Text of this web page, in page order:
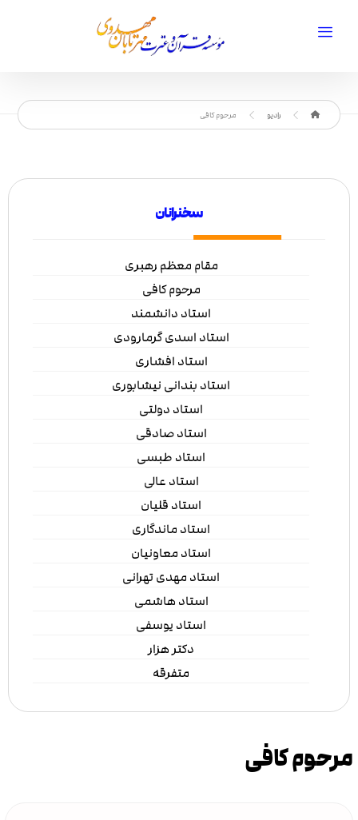
رادیو مرحوم کافی
سخنرانان
مقام معظم رهبری
مرحوم کافی
استاد دانشمند
استاد اسدی گرمارودی
استاد افشاری
استاد بندانی نیشابوری
استاد دولتی
استاد صادقی
استاد طبسی
استاد عالی
استاد قلیان
استاد ماندگاری
استاد معاونیان
استاد مهدی تهرانی
استاد هاشمی
استاد یوسفی
دکتر هزار
متفرقه
مرحوم کافی